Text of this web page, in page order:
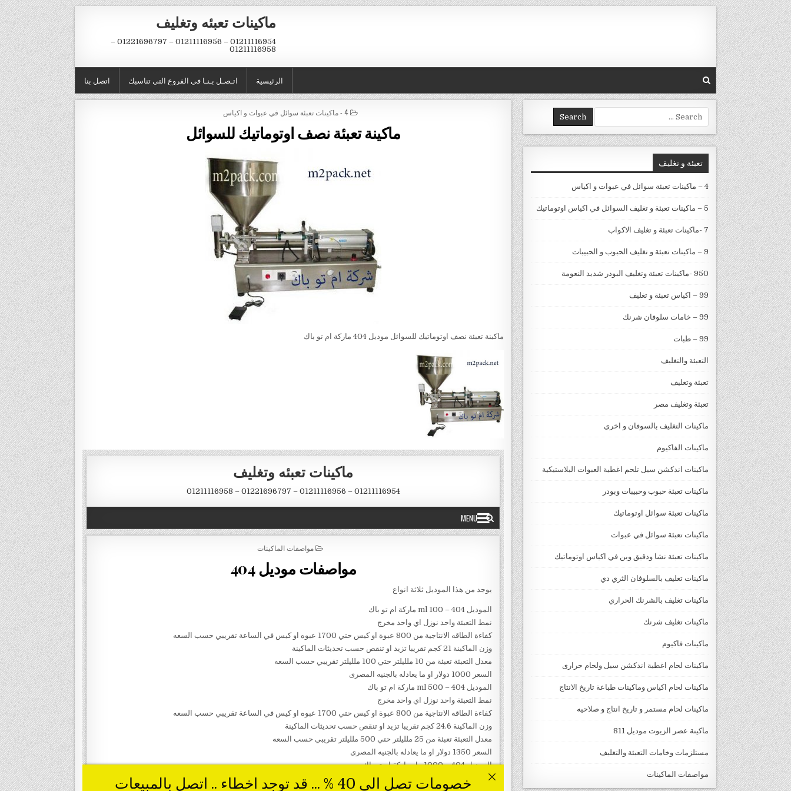
Skip to content
ماكينات تعبئه وتغليف
01211116954 – 01211116956 – 01221696797 –
01211116958
اتصل بنا اتـصـل بـنـا في الفروع التي تناسبك الرئيسية
POSTED IN
4 - ماكينات تعبئة سوائل في عبوات و اكياس
ماكينة تعبئة نصف اوتوماتيك للسوائل
ماكينة تعبئة نصف اوتوماتيك للسوائل موديل 404 ماركة ام تو باك
Search for:
تعبئة و تغليف
4 – ماكينات تعبئة سوائل في عبوات و اكياس
5 – ماكينات تعبئة و تغليف السوائل في اكياس اوتوماتيك
7 -ماكينات تعبئة و تغليف الاكواب
9 – ماكينات تعبئة و تغليف الحبوب و الحبيبات
950 -ماكينات تعبئة وتغليف البودر شديد النعومة
99 – اكياس تعبئة و تغليف
99 – خامات سلوفان شرنك
99 – طبات
التعبئة والتغليف
تعبئة وتغليف
تعبئة وتغليف مصر
ماكينات التغليف بالسوفان و اخري
ماكينات الفاكيوم
ماكينات اندكشن سيل تلحم اغطية العبوات البلاستيكية
ماكينات تعبئة حبوب وحبيبات وبودر
ماكينات تعبئة سوائل اوتوماتيك
ماكينات تعبئة سوائل في عبوات
ماكينات تعبئة نشا ودقيق وبن في اكياس اوتوماتيك
ماكينات تغليف بالسلوفان الثري دي
ماكينات تغليف بالشرنك الحراري
ماكينات تغليف شرنك
ماكينات فاكيوم
ماكينات لحام اغطية اندكشن سيل ولحام حرارى
ماكينات لحام اكياس وماكينات طباعة تاريخ الانتاج
ماكينات لحام مستمر و تاريخ انتاج و صلاحيه
ماكينة عصر الزيوت موديل 811
مستلزمات وخامات التعبئة والتغليف
مواصفات الماكينات